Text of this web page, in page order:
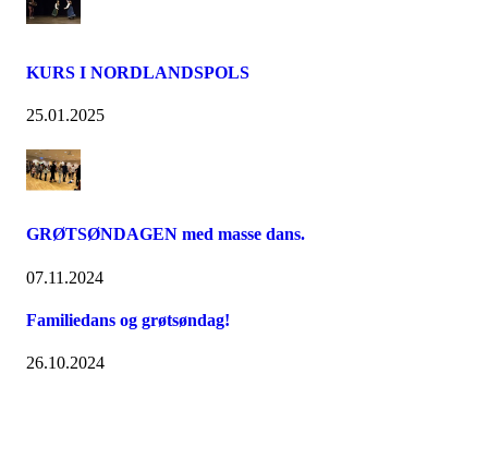
KURS I NORDLANDSPOLS
25.01.2025
GRØTSØNDAGEN med masse dans.
07.11.2024
Familiedans og grøtsøndag!
26.10.2024